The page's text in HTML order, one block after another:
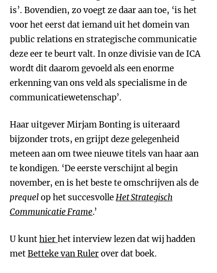
is’. Bovendien, zo voegt ze daar aan toe, ‘is het
voor het eerst dat iemand uit het domein van
public relations en strategische communicatie
deze eer te beurt valt. In onze divisie van de ICA
wordt dit daarom gevoeld als een enorme
erkenning van ons veld als specialisme in de
communicatiewetenschap’.
Haar uitgever Mirjam Bonting is uiteraard
bijzonder trots, en grijpt deze gelegenheid
meteen aan om twee nieuwe titels van haar aan
te kondigen. ‘De eerste verschijnt al begin
november, en is het beste te omschrijven als de
prequelop het succesvolleHet Strategisch
Communicatie Frame.’
U kunthierhet interview lezen dat wij hadden
metBetteke van Rulerover dat boek.